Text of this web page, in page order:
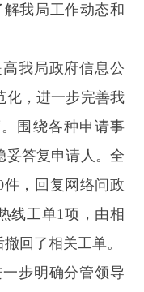
我局工作动态和
高我局政府信息公
化，进一步完善我
围绕各种申请事
妥答复申请人。全
件，回复网络问政
线工单1 项，由相
回了相关工单。
一步明确分管领导